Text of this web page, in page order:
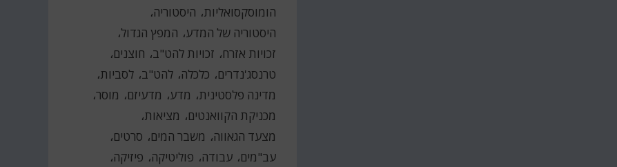
הומוסקסואליות היסטוריה
היסטוריה של המדע המפץ הגדול
זכויות אזרח
זכויות להט"ב חוצנים
טרנסג'נדרים
כלכלה להט"ב לסביות
מדינה פלסטינית
מדע מדעיזם
מוסר
מכניקת הקוואנטים
מציאות
מצעד הגאווה
משבר המים
סרטים
עב"מים עבודה פוליטיקה
פיזיקה